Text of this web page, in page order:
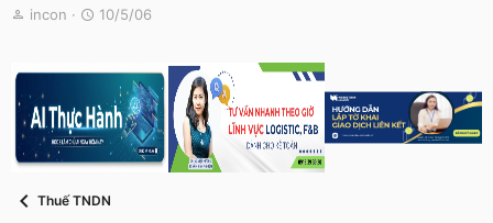
T
e
a
d
s
a
incon
N
y
ử
i
10/5/06
Thuế TNDN